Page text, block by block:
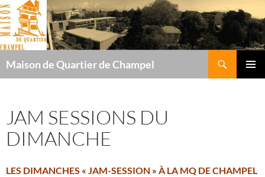
Maison de Quartier de Champel
JAM SESSIONS DU
DIMANCHE
LES DIMANCHES « JAM-SESSION » À LA MQ DE CHAMPEL